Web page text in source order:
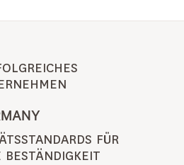
FÜR
BESTÄNDIGKEIT